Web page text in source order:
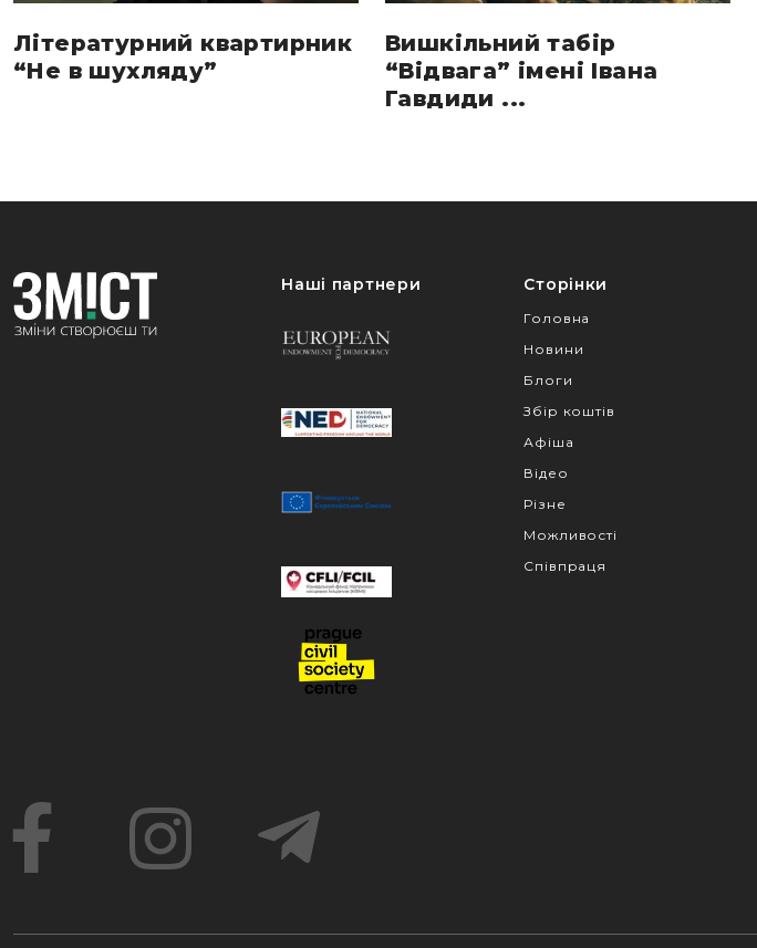
Літературний квартирник
“Не в шухляду”
Вишкільний табір
“Відвага” імені Івана
Гавдиди ...
Наші партнери Сторінки
Головна
Новини
Блоги
Збір коштів
Афіша
Відео
Різне
Можливості
Співпраця